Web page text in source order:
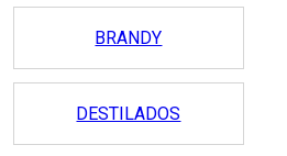
BRANDY
DESTILADOS